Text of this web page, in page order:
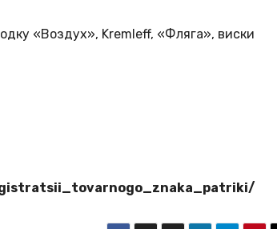
«Воздух», Kremleff, «Фляга», виски